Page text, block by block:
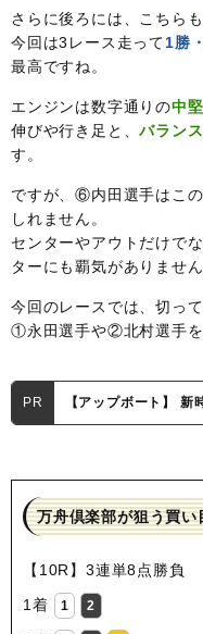
さらに後ろには、こちらも
今回は3レース走って1勝
最高ですね。
エンジンは数字通りの中
伸びや行き足と、バラン
す。
ですが、⑥内田選手はこ
しれません。
センターやアウトだけで
ターにも覇気がありません
今回のレースでは、切っ
①永田選手や②北村選手を
PR 【アップボート】 新
万舟倶楽部が狙う買い
【10R】3連単8点勝負
1着
1 2